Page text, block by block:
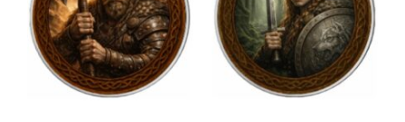
Angebote